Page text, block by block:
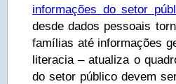
informações do setor
desde dados pessoais
famílias até informações
literacia – atualiza o
do setor público devem